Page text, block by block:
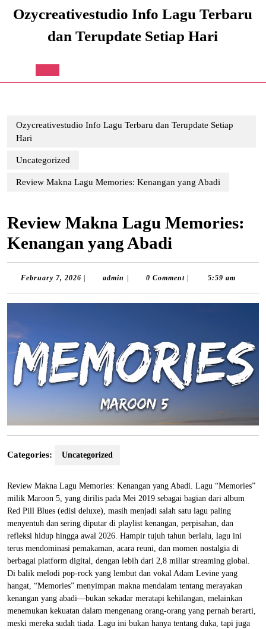
Ozycreativestudio Info Lagu Terbaru
dan Terupdate Setiap Hari
Open
Ozycreativestudio Info Lagu Terbaru dan Terupdate Setiap
Hari
Uncategorized
Review Makna Lagu Memories: Kenangan yang Abadi
Review Makna Lagu Memories:
Kenangan yang Abadi
February 7, 2026 Februaryadmin admin 0 Comment 5:59 am
Categories: Uncategorized
Review Makna Lagu Memories: Kenangan yang Abadi. Lagu “Memories”
milik Maroon 5, yang dirilis pada Mei 2019 sebagai bagian dari album
Red Pill Blues (edisi deluxe), masih menjadi salah satu lagu paling
menyentuh dan sering diputar di playlist kenangan, perpisahan, dan
refleksi hidup hingga awal 2026. Hampir tujuh tahun berlalu, lagu ini
terus mendominasi pemakaman, acara reuni, dan momen nostalgia di
berbagai platform digital, dengan lebih dari 2,8 miliar streaming global.
Di balik melodi pop-rock yang lembut dan vokal Adam Levine yang
hangat, “Memories” menyimpan makna mendalam tentang merayakan
kenangan yang abadi—bukan sekadar meratapi kehilangan, melainkan
menemukan kekuatan dalam mengenang orang-orang yang pernah berarti,
meski mereka sudah tiada. Lagu ini bukan hanya tentang duka, tapi juga